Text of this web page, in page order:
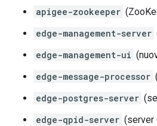
apigee-zookeeper
edge-management-server
edge-management-ui
edge-message-processor
edge-postgres-server
edge-qpid-server (server